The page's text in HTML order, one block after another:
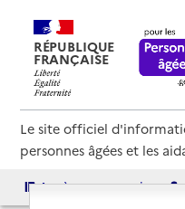
RÉPUBLIQUE
FRANÇAISE
Le site officiel
personnes âgées et les
Accès aux annuaires